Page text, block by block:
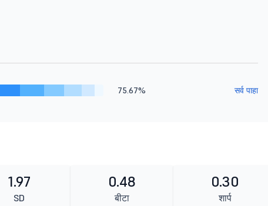
75.67% सर्व पाहा
1.97
SD
0.48
बीटा
0.30
शार्प